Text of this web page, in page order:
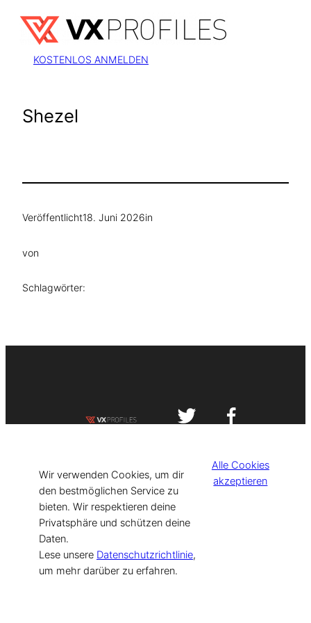
Inhalt
springen
KOSTENLOS ANMELDEN
Shezel
Veröffentlicht18. Juni 2026in
von
Schlagwörter:
[current_year] VISIT-X. Made with
for Models & Influencers!
Wir verwenden Cookies, um dir
den bestmöglichen Service zu
bieten. Wir respektieren deine
Privatsphäre und schützen deine
Daten.
Lese unsere Datenschutzrichtlinie,
um mehr darüber zu erfahren.
Alle Cookies
akzeptieren